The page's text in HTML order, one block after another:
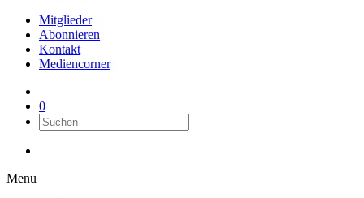
Mitglieder
Abonnieren
Kontakt
Mediencorner
0
Menu